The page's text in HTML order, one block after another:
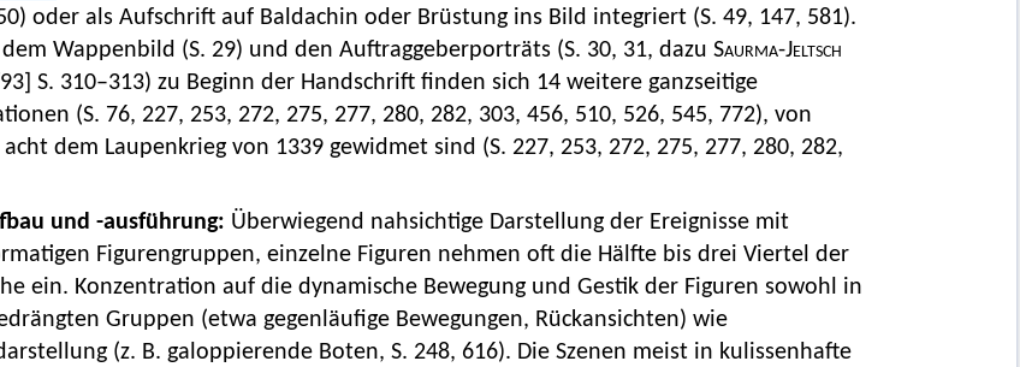
oder als Aufschrift auf Baldachin oder Brüstung ins Bild integriert (S. 49, 147, 581).
Wappenbild (S. 29) und den Auftraggeberporträts (S. 30, 31, dazu Saurma-Jeltsch
93] S. 310–313) zu Beginn der Handschrift finden sich 14 weitere ganzseitige
(S. 76, 227, 253, 272, 275, 277, 280, 282, 303, 456, 510, 526, 545, 772), von
dem Laupenkrieg von 1339 gewidmet sind (S. 227, 253, 272, 275, 277, 280, 282,
und -ausführung: Überwiegend nahsichtige Darstellung der Ereignisse mit
Figurengruppen, einzelne Figuren nehmen oft die Hälfte bis drei Viertel der
ein. Konzentration auf die dynamische Bewegung und Gestik der Figuren sowohl in
Gruppen (etwa gegenläufige Bewegungen, Rückansichten) wie
(z. B. galoppierende Boten, S. 248, 616). Die Szenen meist in kulissenhafte